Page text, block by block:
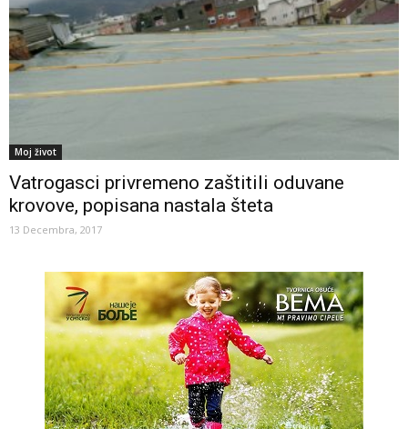
Moj život
Vatrogasci privremeno zaštitili oduvane
krovove, popisana nastala šteta
13 Decembra, 2017